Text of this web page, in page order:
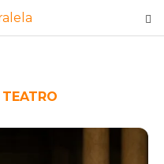
TEATRO